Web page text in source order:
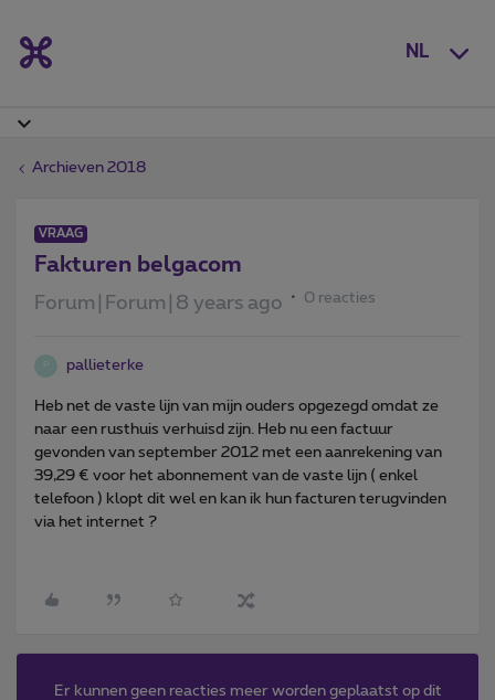
NL
Archieven 2018
VRAAG
Fakturen belgacom
Forum|Forum|8 years ago 0 reacties
P pallieterke
Heb net de vaste lijn van mijn ouders opgezegd omdat ze
naar een rusthuis verhuisd zijn. Heb nu een factuur
gevonden van september 2012 met een aanrekening van
39,29 € voor het abonnement van de vaste lijn ( enkel
telefoon ) klopt dit wel en kan ik hun facturen terugvinden
via het internet ?
Er kunnen geen reacties meer worden geplaatst op dit